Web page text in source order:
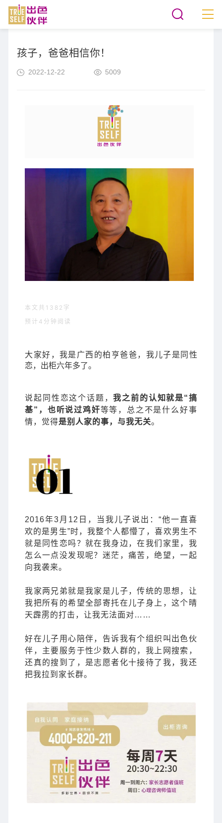
孩子，爸爸相信你！
2022-12-22 5009
本文共1382字
预计4分钟阅读
大家好，我是广西的柏亨爸爸，我儿子是同性
恋，出柜六年多了。
说起同性恋这个话题，我之前的认知就是“搞
基”，也听说过鸡奸等等，总之不是什么好事
情，觉得是别人家的事，与我无关。
2016年3月12日，当我儿子说出：“他一直喜
欢的是男生”时，我整个人都懵了，喜欢男生不
就是同性恋吗？就在我身边，在我们家里，我
怎么一点没发现呢？迷茫，痛苦，绝望，一起
向我袭来。
我家两兄弟就是我家是儿子，传统的思想，让
我把所有的希望全部寄托在儿子身上，这个晴
天霹雳的打击，让我无法面对……
好在儿子用心陪伴，告诉我有个组织叫出色伙
伴，主要服务于性少数人群的，我上网搜索，
还真的搜到了，是志愿者化十接待了我，我还
把我拉到家长群。